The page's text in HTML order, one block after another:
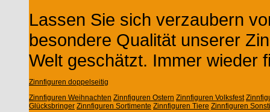
Lassen Sie sich verzaubern
besondere Qualität unserer
Welt geschätzt. Immer wieder
Zinnfiguren doppelseitig
Zinnfiguren Weihnachten Zinnfiguren Ostern Zinnfiguren Volksfest
Glücksbringer Zinnfiguren Sortimente Zinnfiguren Tiere Zinnfiguren